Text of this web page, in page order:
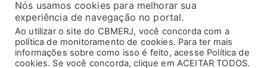
Nós usamos cookies para melhorar sua
experiência de navegação no portal.
Ao utilizar o site do CBMERJ, você concorda com a
política de monitoramento de cookies. Para ter mais
informações sobre como isso é feito, acesse Política de
cookies. Se você concorda, clique em ACEITAR TODOS.